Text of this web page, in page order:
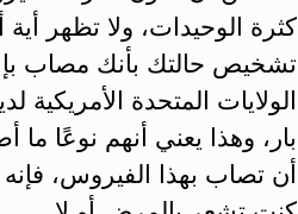
كثرة الوحيدات، ولا تظهر
الولايات المتحدة
بار، وهذا يعني أنهم نوعًا
أن تصاب بهذا الفيروس،